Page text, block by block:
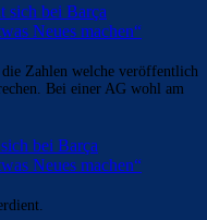
sich bei Barça
Neues machen“
Zahlen welche veröffentlich
Bei einer AG wohl am
bei Barça
Neues machen“